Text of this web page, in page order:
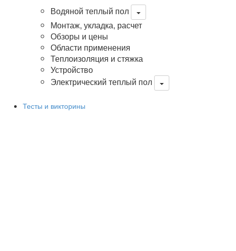
Водяной теплый пол
Монтаж, укладка, расчет
Обзоры и цены
Области применения
Теплоизоляция и стяжка
Устройство
Электрический теплый пол
Тесты и викторины